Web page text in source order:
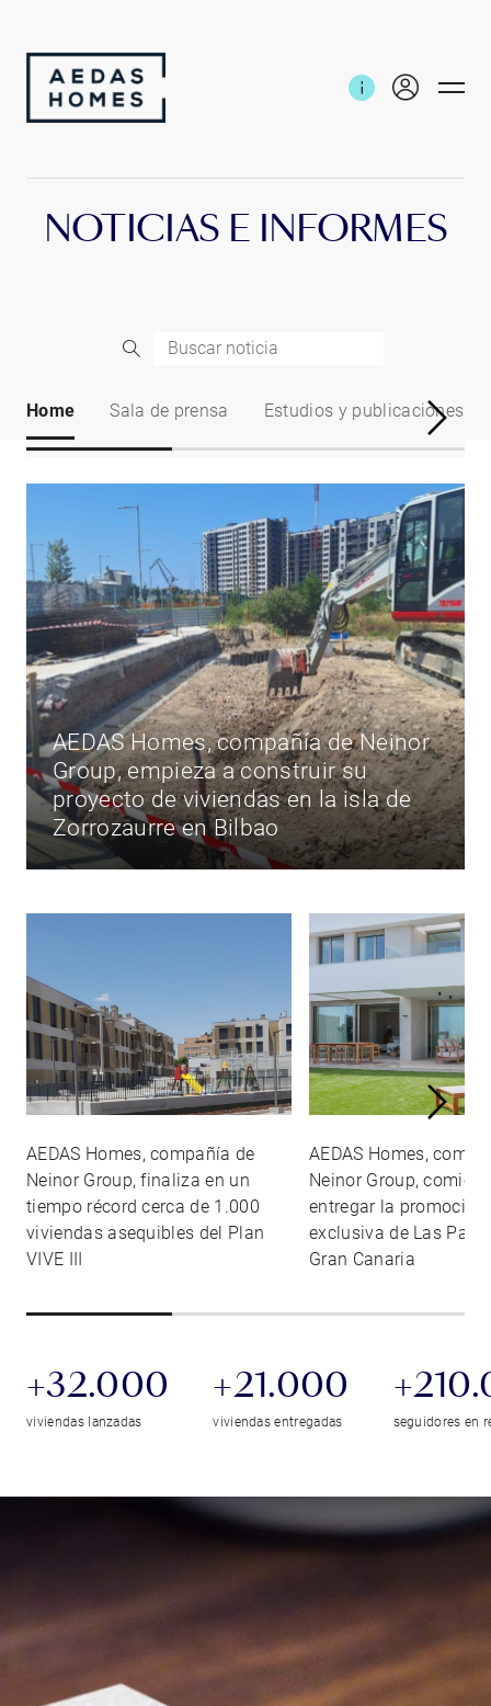
NOTICIAS E INFORMES
Home Sala de prensa Estudios y publicaciones
AEDAS Homes, compañía de Neinor
Group, empieza a construir su
proyecto de viviendas en la isla de
Zorrozaurre en Bilbao
AEDAS Homes, compañía de
Neinor Group, finaliza en un
tiempo récord cerca de 1.000
viviendas asequibles del Plan
VIVE III
AEDAS Homes,
Neinor Group,
entregar la promoción
exclusiva de Las
Gran Canaria
+32.000
viviendas lanzadas
+21.000
viviendas entregadas seguidores en